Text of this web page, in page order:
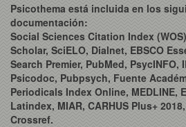
Psicothema está incluida en los
documentación:
Social Sciences Citation Index
Scholar, SciELO, Dialnet, EBSCO
Search Premier, PubMed, PsycINFO,
Psicodoc, Pubpsych, Fuente
Periodicals Index Online, MEDLINE,
Latindex, MIAR, CARHUS Plus+
Crossref.